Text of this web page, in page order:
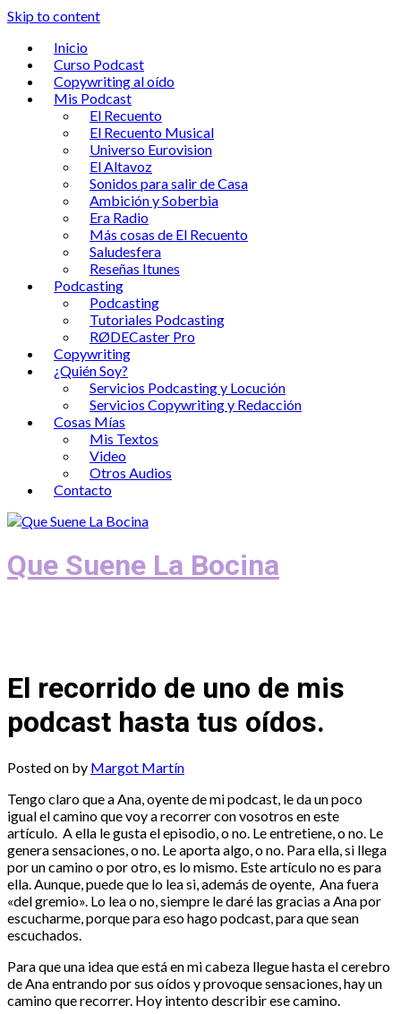
Skip to content
Inicio
Curso Podcast
Copywriting al oído
Mis Podcast
El Recuento
El Recuento Musical
Universo Eurovision
El Altavoz
Sonidos para salir de Casa
Ambición y Soberbia
Era Radio
Más cosas de El Recuento
Saludesfera
Reseñas Itunes
Podcasting
Podcasting
Tutoriales Podcasting
RØDECaster Pro
Copywriting
¿Quién Soy?
Servicios Podcasting y Locución
Servicios Copywriting y Redacción
Cosas Mías
Mis Textos
Video
Otros Audios
Contacto
Que Suene La Bocina
El recorrido de uno de mis
podcast hasta tus oídos.
Posted on by Margot Martín
Tengo claro que a Ana, oyente de mi podcast, le da un poco
igual el camino que voy a recorrer con vosotros en este
artículo. A ella le gusta el episodio, o no. Le entretiene, o no. Le
genera sensaciones, o no. Le aporta algo, o no. Para ella, si llega
por un camino o por otro, es lo mismo. Este artículo no es para
ella. Aunque, puede que lo lea si, además de oyente, Ana fuera
«del gremio». Lo lea o no, siempre le daré las gracias a Ana por
escucharme, porque para eso hago podcast, para que sean
escuchados.
Para que una idea que está en mi cabeza llegue hasta el cerebro
de Ana entrando por sus oídos y provoque sensaciones, hay un
camino que recorrer. Hoy intento describir ese camino.